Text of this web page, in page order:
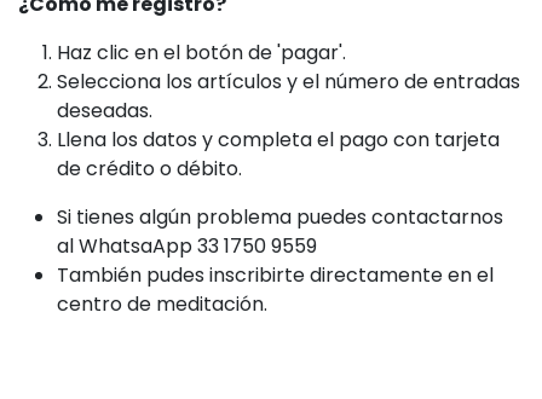
Haz clic en el botón de 'pagar'.
Selecciona los artículos y el número de entradas
deseadas.
Llena los datos y completa el pago con tarjeta
de crédito o débito.
Si tienes algún problema puedes contactarnos
al WhatsaApp 33 1750 9559
También pudes inscribirte directamente en el
centro de meditación.